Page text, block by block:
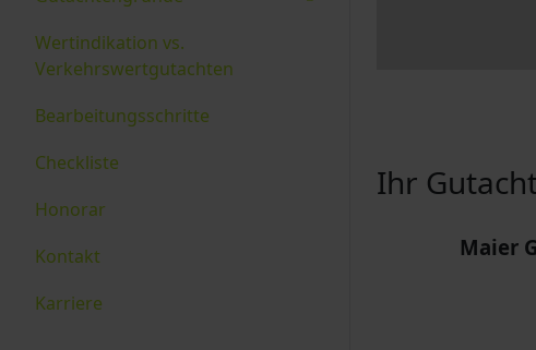
Wertindikation vs.
Verkehrswertgutachten
Bearbeitungsschritte
Checkliste
Honorar
Kontakt
Karriere
Ihr
Maier